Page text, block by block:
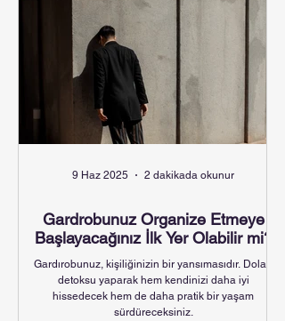
Gardrobunuz Organize Etmeye
Başlayacağınız İlk Yer Olabilir mi?
Gardırobunuz, kişiliğinizin bir yansımasıdır. Dolap
detoksu yaparak hem kendinizi daha iyi
hissedecek hem de daha pratik bir yaşam
sürdüreceksiniz.
9 Haz 2025 2 dakikada okunur